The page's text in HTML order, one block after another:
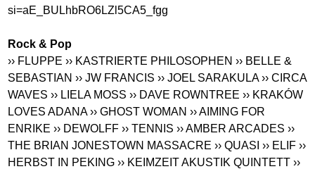
si=aE_BULhbRO6LZl5CA5_fgg
Rock & Pop
›› FLUPPE›› KASTRIERTE PHILOSOPHEN ›› BELLE &
SEBASTIAN ›› JW FRANCIS ›› JOEL SARAKULA ›› CIRCA
WAVES ›› LIELA MOSS ›› DAVE ROWNTREE ›› KRAKÓW
LOVES ADANA ›› GHOST WOMAN ›› AIMING FOR
ENRIKE ›› DEWOLFF ›› TENNIS ›› AMBER ARCADES ››
THE BRIAN JONESTOWN MASSACRE ›› QUASI›› ELIF ››
HERBST IN PEKING ›› KEIMZEIT AKUSTIK QUINTETT ››